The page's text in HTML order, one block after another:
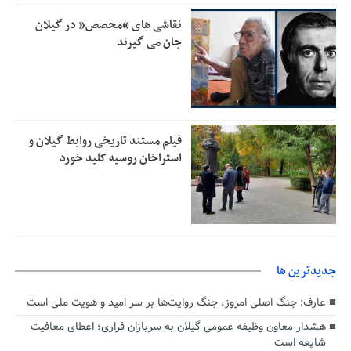
11:04 امیر اکرمی‌نیا: ارتش کاملاً آماده است
نقاشی های “محصص” در گیلان
جان می گیرند
فیلم مستند تاریخی روابط گیلان و
استراخان روسیه کلید خورد
جديدترين ها
عارف: جنگ اصلی امروز، جنگ روایت‌ها بر سر امید و هویت ملی است
هشدار معاون وظیفه عمومی گیلان به سربازان فراری؛ اعطای معافیت
شایعه است